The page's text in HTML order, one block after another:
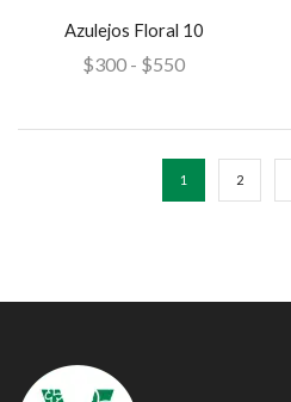
Azulejos Floral 10
$300 - $550
1 2